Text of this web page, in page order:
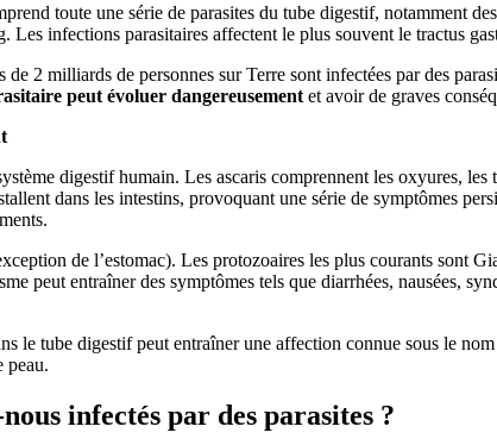
toute une série de parasites du tube digestif, notamment
Les infections parasitaires affectent le plus souvent le tractus
2 milliards de personnes sur Terre sont infectées par des
peut évoluer dangereusement et avoir de graves
digestif humain. Les ascaris comprennent les oxyures,
dans les intestins, provoquant une série de symptômes
de l’estomac). Les protozoaires les plus courants sont
peut entraîner des symptômes tels que diarrhées, nausées,
le tube digestif peut entraîner une affection connue sous le
peau.
infectés par des parasites ?